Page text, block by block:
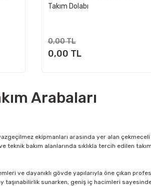
Takım Dolabı
0,00 TL
0,00 TL
Arabaları
ekipmanları arasında yer alan
bakım alanlarında sıklıkla tercih edilen
ve dayanıklı gövde yapılarıyla öne çıkan
taşınabilirlik sunarken, geniş iç hacimleri